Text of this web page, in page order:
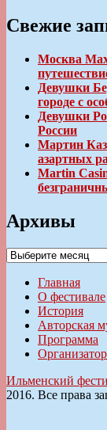
Свежие
Москва
Девушки
городе с
Девушки
России
Мартин
азартных
Martin
Архивы
Архивы
Главная
О фестивале
История
Авторская
Программа
Ильменский
2016. Все права